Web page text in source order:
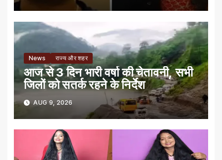
News राज्य और शहर
आज से 3 दिन भारी वर्षा की चेतावनी, सभी
जिलों को सतर्क रहने के निर्देश
AUG 9, 2026